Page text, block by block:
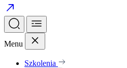
Menu
Szkolenia